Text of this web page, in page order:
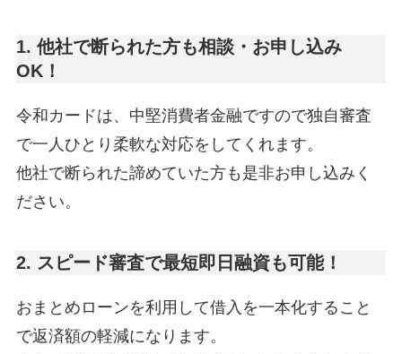
1. 他社で断られた方も相談・お申し込み
OK！
令和カードは、中堅消費者金融ですので独自審査
で一人ひとり柔軟な対応をしてくれます。
他社で断られた諦めていた方も是非お申し込みく
ださい。
2. スピード審査で最短即日融資も可能！
おまとめローンを利用して借入を一本化すること
で返済額の軽減になります。